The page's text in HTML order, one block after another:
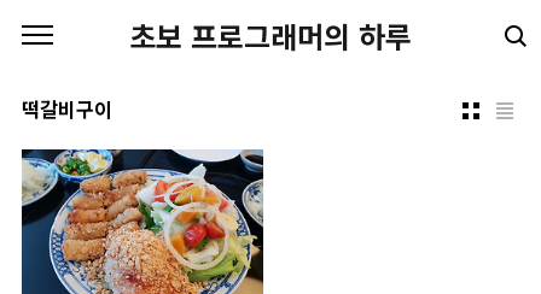
초보 프로그래머의 하루
떡갈비구이